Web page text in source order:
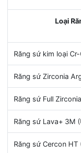
Loại
Răng sứ kim loại
Răng sứ Zirconia
Răng sứ Full
Răng sứ Lava+ 3M
Răng sứ Cercon HT